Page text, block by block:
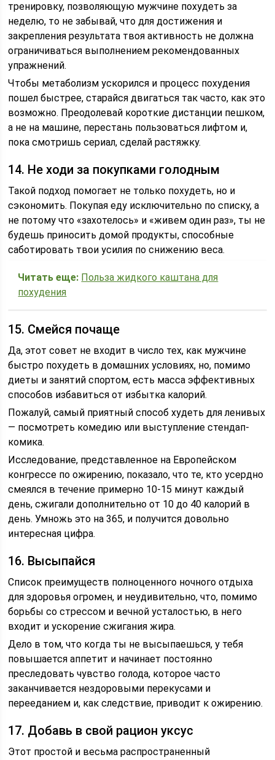
тренировку, позволяющую мужчине похудеть за
неделю, то не забывай, что для достижения и
закрепления результата твоя активность не должна
ограничиваться выполнением рекомендованных
упражнений.
Чтобы метаболизм ускорился и процесс похудения
пошел быстрее, старайся двигаться так часто, как это
возможно. Преодолевай короткие дистанции пешком,
а не на машине, перестань пользоваться лифтом и,
пока смотришь сериал, сделай растяжку.
14. Не ходи за покупками голодным
Такой подход помогает не только похудеть, но и
сэкономить. Покупая еду исключительно по списку, а
не потому что «захотелось» и «живем один раз», ты не
будешь приносить домой продукты, способные
саботировать твои усилия по снижению веса.
Читать еще: Польза жидкого каштана для
похудения
15. Смейся почаще
Да, этот совет не входит в число тех, как мужчине
быстро похудеть в домашних условиях, но, помимо
диеты и занятий спортом, есть масса эффективных
способов избавиться от избытка калорий.
Пожалуй, самый приятный способ худеть для ленивых
— посмотреть комедию или выступление стендап-
комика.
Исследование, представленное на Европейском
конгрессе по ожирению, показало, что те, кто усердно
смеялся в течение примерно 10-15 минут каждый
день, сжигали дополнительно от 10 до 40 калорий в
день. Умножь это на 365, и получится довольно
интересная цифра.
16. Высыпайся
Список преимуществ полноценного ночного отдыха
для здоровья огромен, и неудивительно, что, помимо
борьбы со стрессом и вечной усталостью, в него
входит и ускорение сжигания жира.
Дело в том, что когда ты не высыпаешься, у тебя
повышается аппетит и начинает постоянно
преследовать чувство голода, которое часто
заканчивается нездоровыми перекусами и
перееданием и, как следствие, приводит к ожирению.
17. Добавь в свой рацион уксус
Этот простой и весьма распространенный